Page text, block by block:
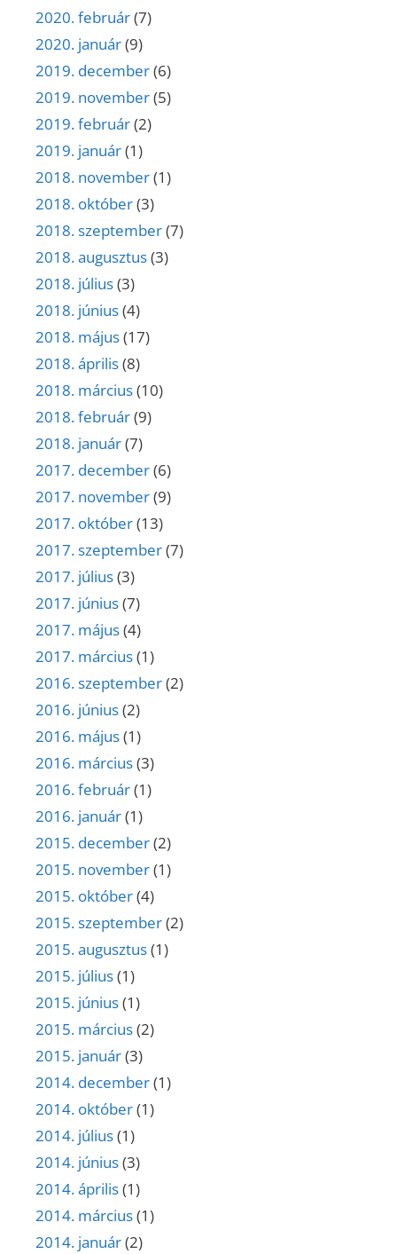
2020. február(7)
2020. január(9)
2019. december(6)
2019. november(5)
2019. február(2)
2019. január(1)
2018. november(1)
2018. október(3)
2018. szeptember(7)
2018. augusztus(3)
2018. július(3)
2018. június(4)
2018. május(17)
2018. április(8)
2018. március(10)
2018. február(9)
2018. január(7)
2017. december(6)
2017. november(9)
2017. október(13)
2017. szeptember(7)
2017. július(3)
2017. június(7)
2017. május(4)
2017. március(1)
2016. szeptember(2)
2016. június(2)
2016. május(1)
2016. március(3)
2016. február(1)
2016. január(1)
2015. december(2)
2015. november(1)
2015. október(4)
2015. szeptember(2)
2015. augusztus(1)
2015. július(1)
2015. június(1)
2015. március(2)
2015. január(3)
2014. december(1)
2014. október(1)
2014. július(1)
2014. június(3)
2014. április(1)
2014. március(1)
2014. január(2)